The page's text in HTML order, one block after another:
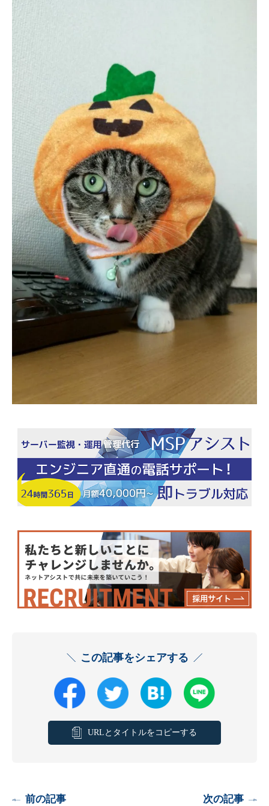
この記事をシェアする
URLとタイトルをコピーする
前の記事 次の記事